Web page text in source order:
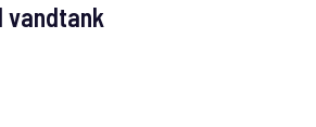
vandtank